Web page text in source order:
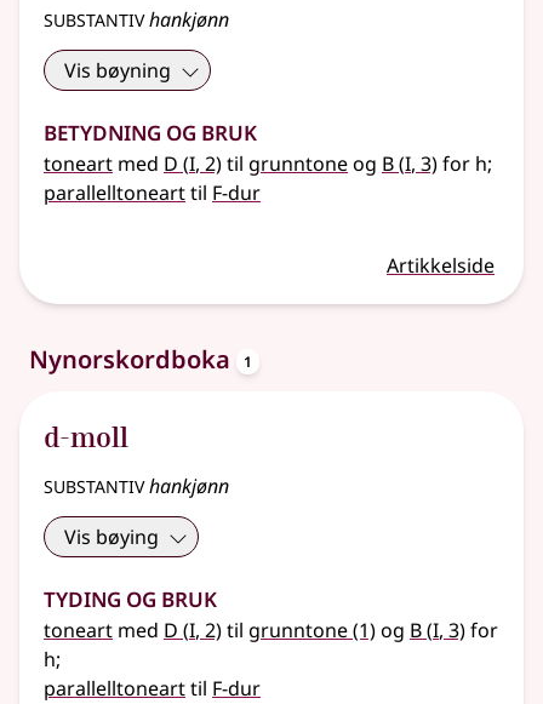
substantivhankjønn
Vis bøyning
Betydning og bruk
toneart med D (1
I, 2)til grunntoneog B(1
I, 3)for h;
parallelltonearttil F-dur
Artikkelside
Nynorskordboka 1
d-moll
substantivhankjønn
Vis bøying
Tyding og bruk
toneart med D (1
I, 2)til grunntone(1)og B(1
I, 3)for
h;
parallelltonearttil F-dur